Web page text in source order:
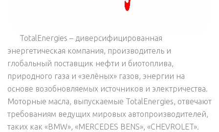
TotalEnergies – диверсифицированная
энергетическая компания, производитель и
глобальный поставщик нефти и биотоплива,
природного газа и «зелёных» газов, энергии на
основе возобновляемых источников и электричества.
Моторные масла, выпускаемые TotalEnergies, отвечают
требованиям ведущих мировых автопроизводителей,
таких как «BMW», «MERCEDES BENS», «CHEVROLET».